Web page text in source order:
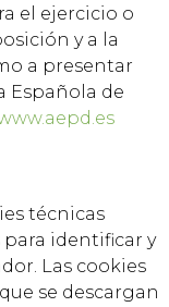
el ejercicio o
y a la
a presentar
Española de
técnicas
para identificar y
Las cookies
se descargan